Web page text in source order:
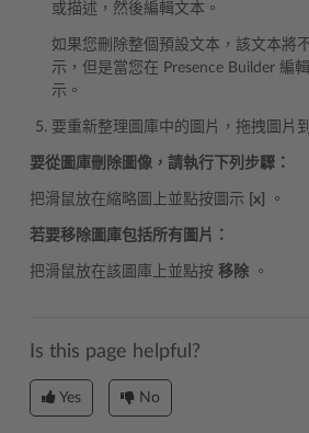
或描述，然後編輯文本。
如果您刪除整個預設文本，該文本將
示，但是當您在 Presence Builder 編
示。
要重新整理圖庫中的圖片，拖拽圖片
要從圖庫刪除圖像，請執行下列步驟：
把滑鼠放在縮略圖上並點按圖示 [x] 。
若要移除圖庫包括所有圖片：
把滑鼠放在該圖庫上並點按 移除 。
Is this page helpful?
Yes No